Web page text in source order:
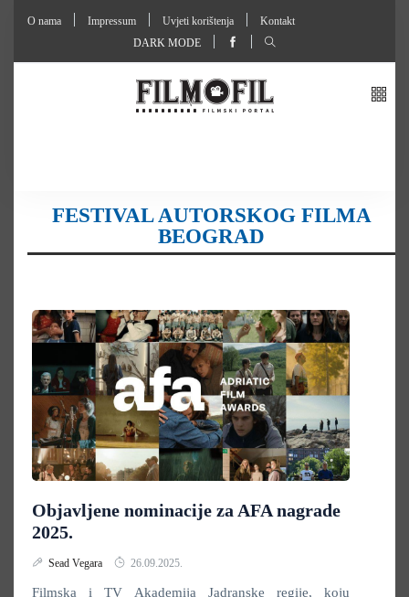
O nama Impressum Uvjeti korištenja
Kontakt
DARK MODE
FESTIVAL AUTORSKOG FILMA
BEOGRAD
Objavljene nominacije za AFA nagrade
2025.
Sead Vegara 26.09.2025.
Filmska i TV Akademija Jadranske regije, koju